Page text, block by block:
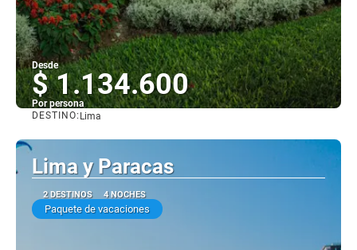
Desde
$ 1.134.600
Por persona
DESTINO: Lima
Lima y Paracas
2 DESTINOS 4 NOCHES
Paquete de vacaciones